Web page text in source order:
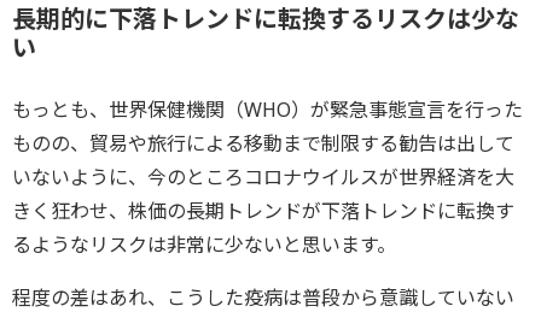
長期的に下落トレンドに転換するリスクは少な
い
もっとも、世界保健機関（WHO）が緊急事態宣言を行った
ものの、貿易や旅行による移動まで制限する勧告は出して
いないように、今のところコロナウイルスが世界経済を大
きく狂わせ、株価の長期トレンドが下落トレンドに転換す
るようなリスクは非常に少ないと思います。
程度の差はあれ、こうした疫病は普段から意識していない